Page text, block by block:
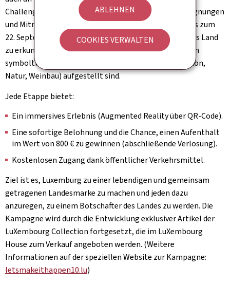
ABLEHNEN
COOKIES VERWALTEN
Challenge
", bei der Luxemburg durch Erlebnisse, Begegnungen
und Mitmachen entdeckt werden kann. Vom 22. Juni bis zum
22. September 2026 sind Groß und Klein eingeladen, das Land
zu erkunden, um 10 grosse Buchstaben zu finden, die an
symbolträchtigen Orten (Kulturerbe, Kultur, Innovation,
Natur, Weinbau) aufgestellt sind.
Jede Etappe bietet:
Ein immersives Erlebnis (Augmented Reality über QR-Code).
Eine sofortige Belohnung und die Chance, einen Aufenthalt
im Wert von 800 € zu gewinnen (abschließende Verlosung).
Kostenlosen Zugang dank öffentlicher Verkehrsmittel.
Ziel ist es, Luxemburg zu einer lebendigen und gemeinsam
getragenen Landesmarke zu machen und jeden dazu
anzuregen, zu einem Botschafter des Landes zu werden. Die
Kampagne wird durch die Entwicklung exklusiver Artikel der
LuXembourg Collection fortgesetzt, die im LuXembourg
House zum Verkauf angeboten werden. (Weitere
Informationen auf der speziellen Website zur Kampagne:
letsmakeithappen10.lu)